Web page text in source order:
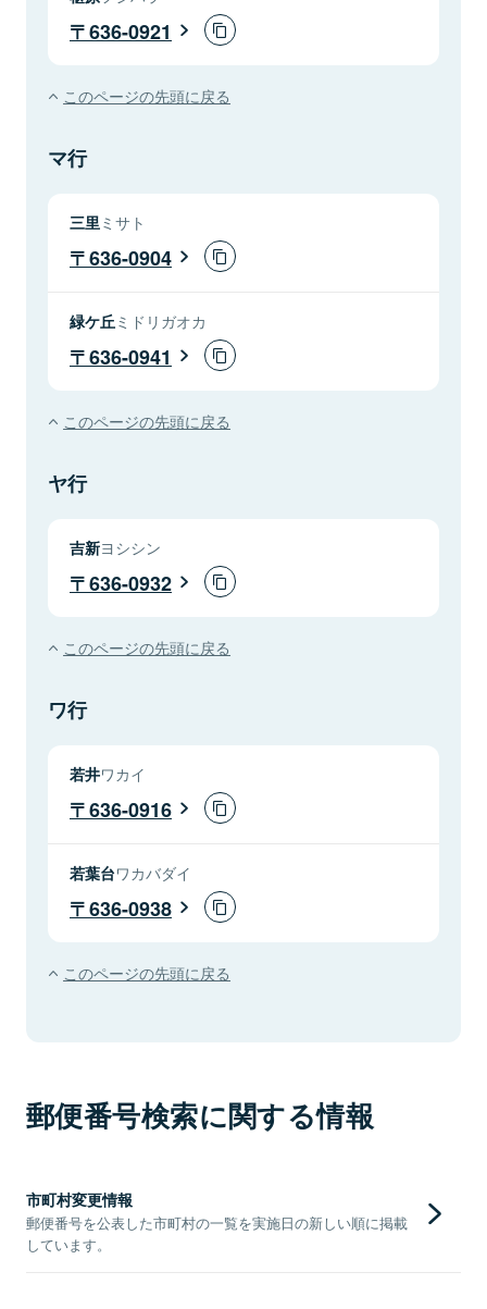
636-0921
このページの先頭に戻る
マ行
三里 ミサト
636-0904
緑ケ丘 ミドリガオカ
636-0941
このページの先頭に戻る
ヤ行
吉新ヨシシン
636-0932
このページの先頭に戻る
ワ行
若井ワカイ
636-0916
若葉台ワカバダイ
636-0938
このページの先頭に戻る
郵便番号検索に関する情報
市町村変更情報
郵便番号を公表した市町村の一覧を実施日の新しい順に掲載
しています。